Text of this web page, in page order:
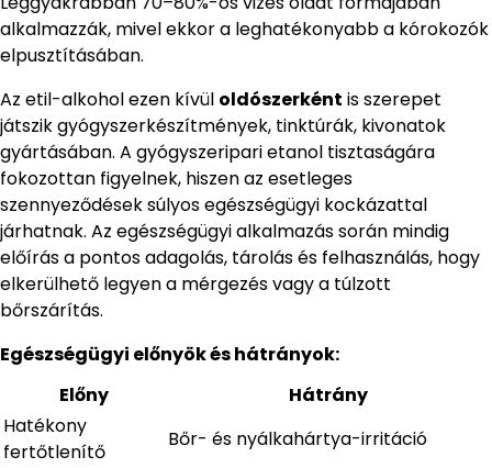
alkalmazzák, mivel ekkor a leghatékonyabb a kórokozók
elpusztításában.
Az etil-alkohol ezen kívül oldószerként is szerepet
játszik gyógyszerkészítmények, tinktúrák, kivonatok
gyártásában. A gyógyszeripari etanol tisztaságára
fokozottan figyelnek, hiszen az esetleges
szennyeződések súlyos egészségügyi kockázattal
járhatnak. Az egészségügyi alkalmazás során mindig
előírás a pontos adagolás, tárolás és felhasználás, hogy
elkerülhető legyen a mérgezés vagy a túlzott
bőrszárítás.
Egészségügyi előnyök és hátrányok:
Előny
Hátrány
Hatékony
fertőtlenítő
Bőr- és nyálkahártya-irritáció